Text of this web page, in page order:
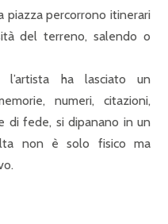
piazza percorrono itinerari
del terreno, salendo o
ha lasciato un
numeri, citazioni,
di fede, si dipanano in un
non è solo fisico ma